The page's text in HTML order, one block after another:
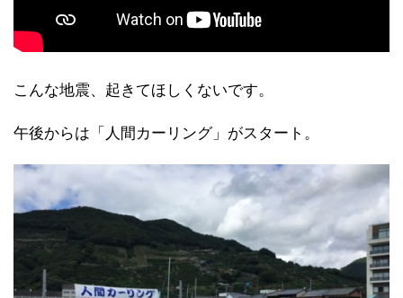
こんな地震、起きてほしくないです。
午後からは「人間カーリング」がスタート。